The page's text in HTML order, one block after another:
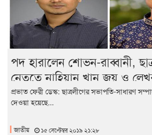
পদ হারালেন শোভন-রাব্বানী,
নেতৃত্বে নাহিয়ান খান জয় ও
প্রভাত ফেরী ডেস্ক: ছাত্রলীগের সভাপতি-সাধারণ
দেওয়া হয়েছে...
জাতীয় ১৫ সেপ্টেম্বর ২০১৯ ২১:২৮